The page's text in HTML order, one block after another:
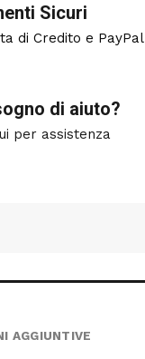
Sicuri
di Credito e PayPal
di aiuto?
per assistenza
AGGIUNTIVE